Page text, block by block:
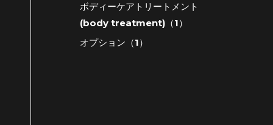
ボディーケアトリートメント
(body treatment)（1）
オプション（1）